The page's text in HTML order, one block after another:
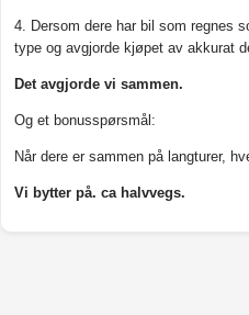
4. Dersom dere har bil som regnes
type og avgjorde kjøpet av akkurat
Det avgjorde vi sammen.
Og et bonusspørsmål:
Når dere er sammen på langturer,
Vi bytter på. ca halvvegs.